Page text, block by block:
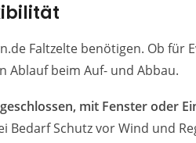
Faltzelte benötigen. Ob für
Ablauf beim Auf- und Abbau.
mit Fenster oder
Schutz vor Wind und